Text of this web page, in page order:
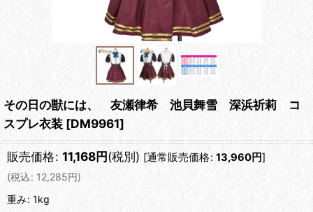
その日の獣には、 友瀬律希 池貝舞雪 深浜祈莉 コ
スプレ衣装 [DM9961]
販売価格: 11,168円(税別) [通常販売価格: 13,960円]
(税込: 12,285円)
重み: 1kg